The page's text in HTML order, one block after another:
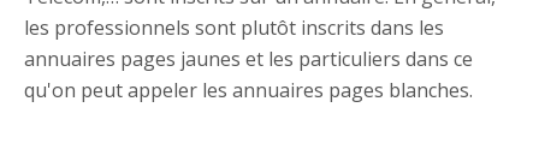
les professionnels sont plutôt inscrits dans les
annuaires pages jaunes et les particuliers dans ce
qu'on peut appeler les annuaires pages blanches.